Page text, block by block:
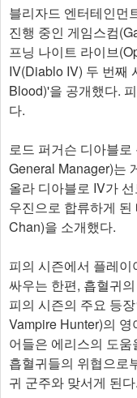
블리자드 엔터테인먼
진행 중인 게임스컴
프닝 나이트 라이브
IV(Diablo IV) 두 번째
Blood)'을 공개했다.
다.
로드 퍼거슨 디아블
General Manager)는
올라 디아블로 IV가
우진으로 합류하게
Chan)을 소개했다.
피의 시즌에서 플레
싸우는 한편, 흡혈귀
피의 시즌의 주요 등
Vampire Hunter)의
어들은 에리스의 도
흡혈귀들의 위협으로
귀 군주와 맞서게 된다.